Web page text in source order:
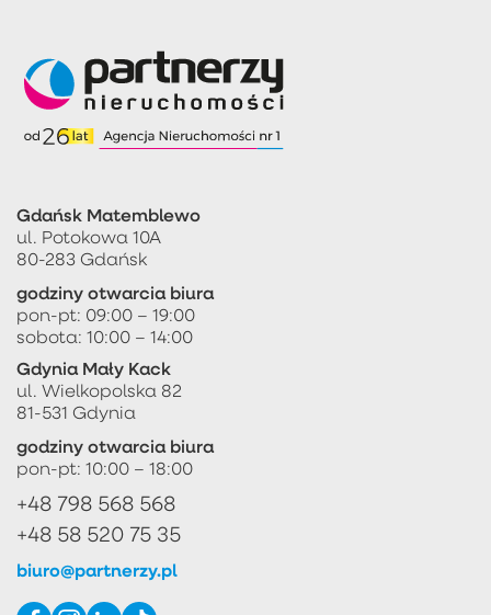
Gdańsk Matemblewo
ul. Potokowa 10A
80-283 Gdańsk
godziny otwarcia biura
pon-pt: 09:00 – 19:00
sobota: 10:00 – 14:00
Gdynia Mały Kack
ul. Wielkopolska 82
81-531 Gdynia
godziny otwarcia biura
pon-pt: 10:00 – 18:00
+48 798 568 568
+48 58 520 75 35
biuro@partnerzy.pl